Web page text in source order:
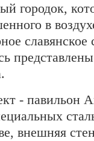
городок,
в
- павильон
внешняя